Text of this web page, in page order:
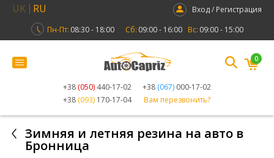
UK RU
Вход / Регистрация
Пн-Пт: 08:30 - 18:00 Сб: 09:00 - 16:00 Вс: 09:00 - 15:00
+38 (050) 440-17-02 +38 (067) 000-17-02
+38 (093) 170-17-04 Вам перезвонить?
0
Зимняя и летняя резина на авто в
Бронница